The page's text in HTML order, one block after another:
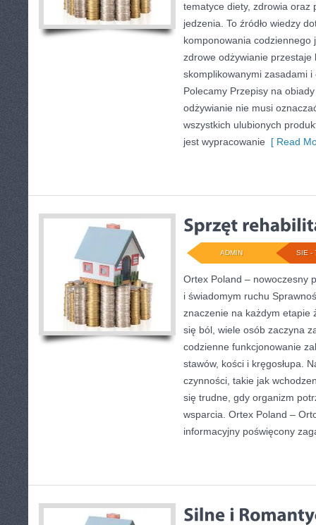
tematyce diety, zdrowia oraz
jedzenia. To źródło wiedzy
komponowania codziennego
zdrowe odżywianie przestaje
skomplikowanymi zasadami i
Polecamy Przepisy na
odżywianie nie musi
wszystkich ulubionych
jest wypracowanie [ Read
SIE -
ADMIN
Ortex Poland – nowoczesny
i świadomym ruchu
znaczenie na każdym etapie
się ból, wiele osób zaczyna
codzienne funkcjonowanie
stawów, kości i kręgosłupa.
czynności, takie jak
się trudne, gdy organizm
wsparcia. Ortex Poland –
informacyjny poświęcony